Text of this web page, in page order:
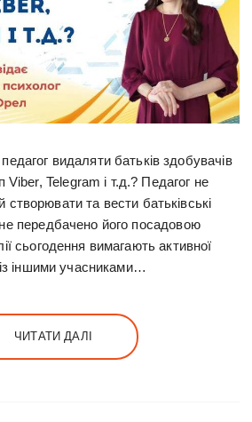
видаляти батьків здобувачів
Viber, Telegram і т.д.? Педагог не
створювати та вести батьківські
передбачено його посадовою
сьогодення вимагають активної
із іншими учасниками…
ЧИТАТИ ДАЛІ